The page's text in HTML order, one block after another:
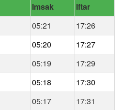
Imsak
Iftar
05:21
17:26
05:20
17:27
05:19
17:29
05:18
17:30
05:17
17:31